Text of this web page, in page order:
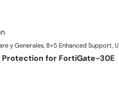
Generales, 8×5 Enhanced Support,
Protection for FortiGate-30E